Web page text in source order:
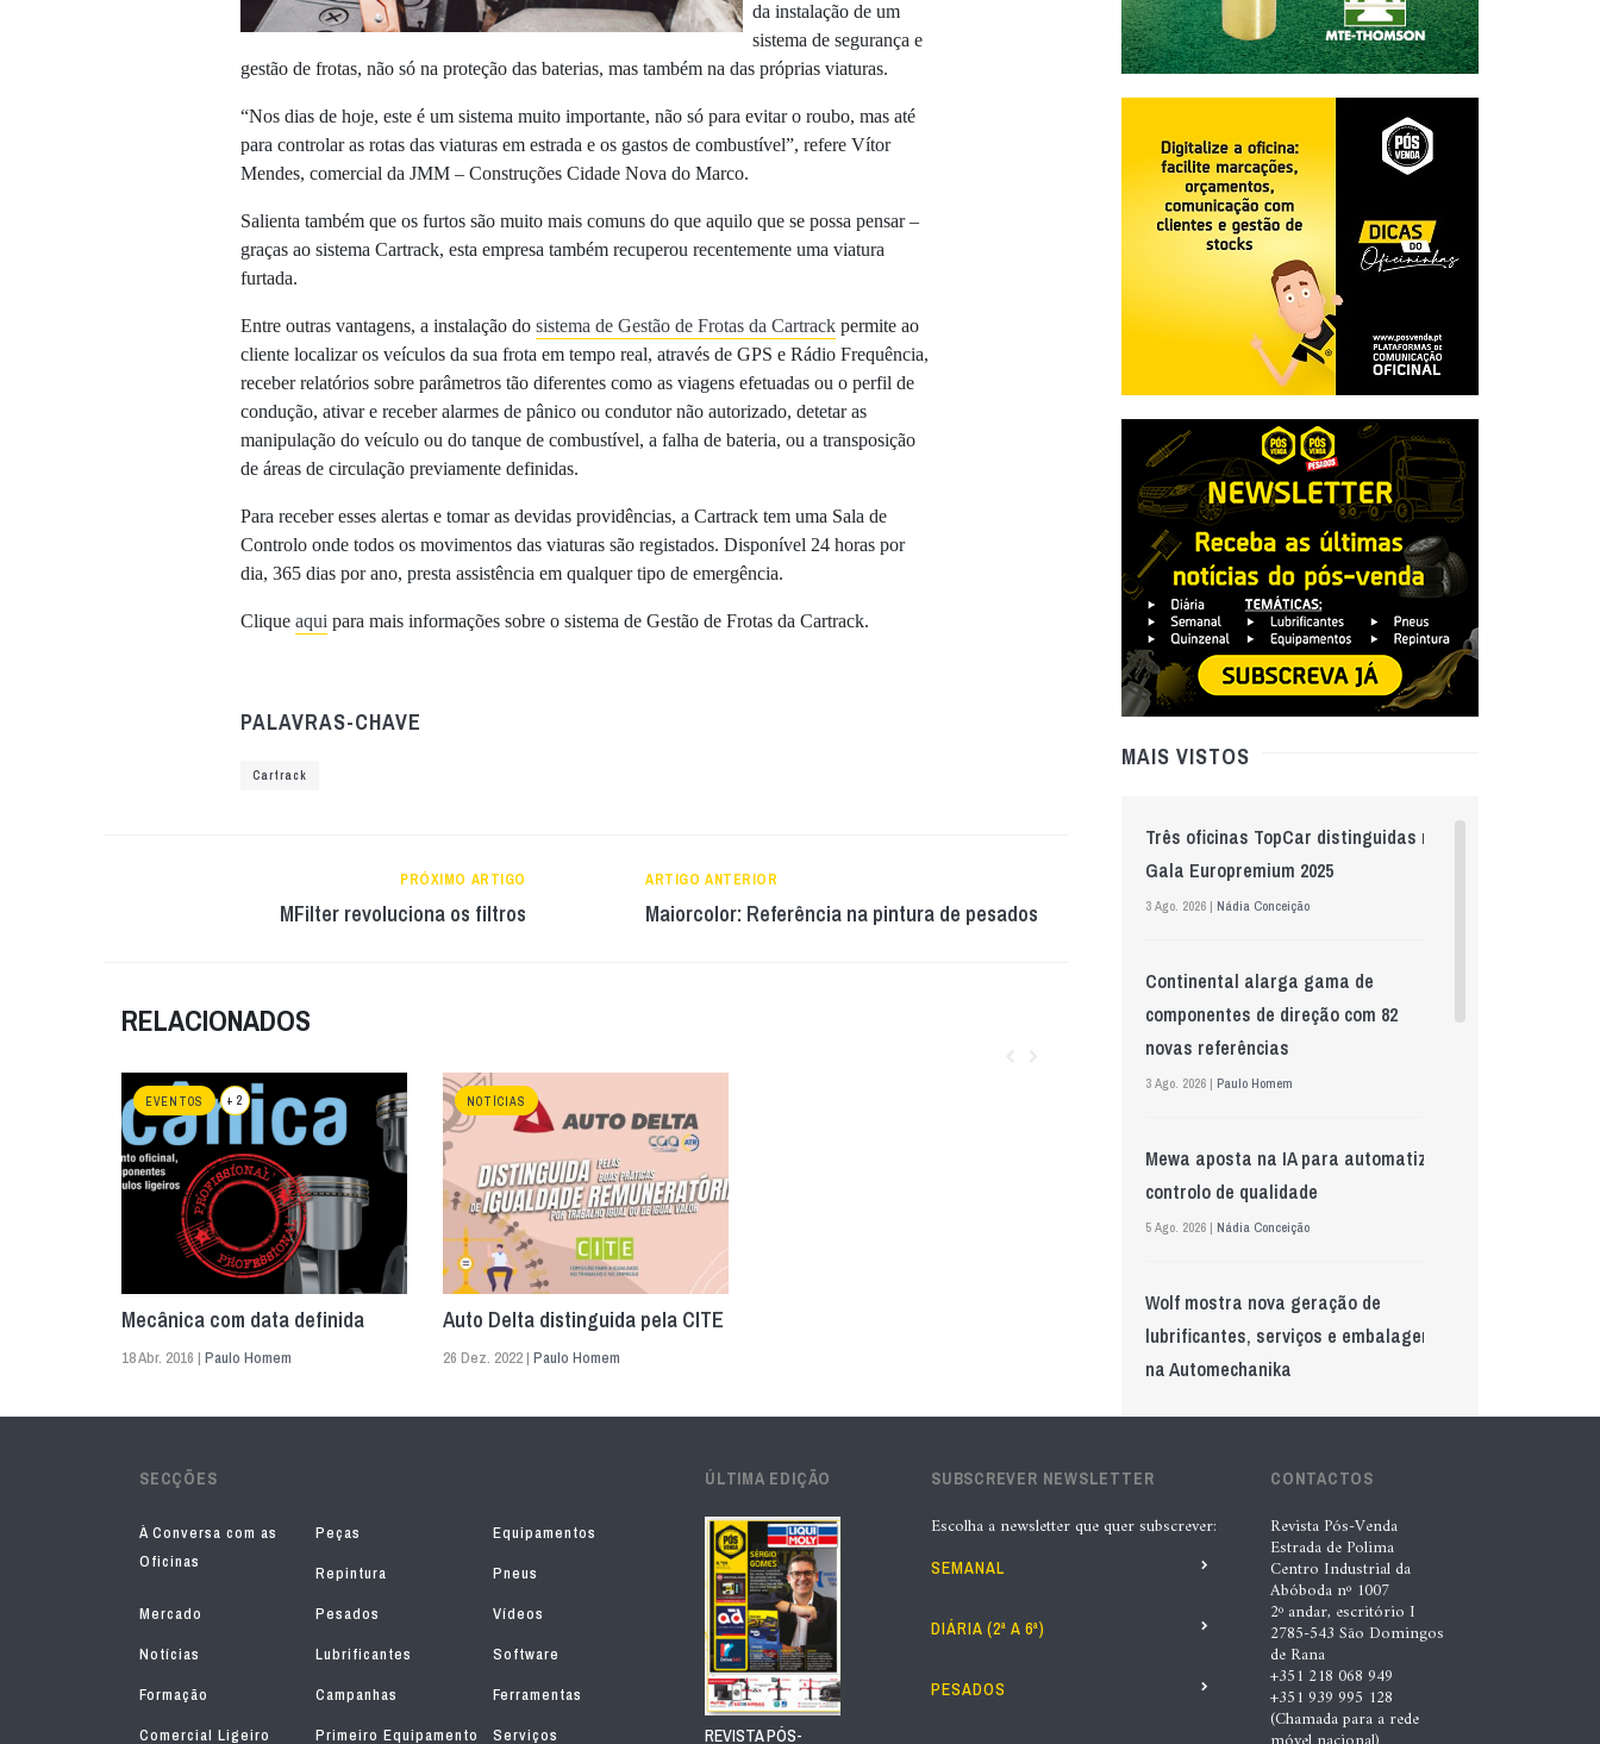
da instalação de um
sistema de segurança e
gestão de frotas, não só na proteção das baterias, mas também na das próprias viaturas.
“Nos dias de hoje, este é um sistema muito importante, não só para evitar o roubo, mas até
para controlar as rotas das viaturas em estrada e os gastos de combustível”, refere Vítor
Mendes, comercial da JMM – Construções Cidade Nova do Marco.
Salienta também que os furtos são muito mais comuns do que aquilo que se possa pensar –
graças ao sistema Cartrack, esta empresa também recuperou recentemente uma viatura
furtada.
Entre outras vantagens, a instalação do sistema de Gestão de Frotas da Cartrack permite ao
cliente localizar os veículos da sua frota em tempo real, através de GPS e Rádio Frequência,
receber relatórios sobre parâmetros tão diferentes como as viagens efetuadas ou o perfil de
condução, ativar e receber alarmes de pânico ou condutor não autorizado, detetar as
manipulação do veículo ou do tanque de combustível, a falha de bateria, ou a transposição
de áreas de circulação previamente definidas.
Para receber esses alertas e tomar as devidas providências, a Cartrack tem uma Sala de
Controlo onde todos os movimentos das viaturas são registados. Disponível 24 horas por
dia, 365 dias por ano, presta assistência em qualquer tipo de emergência.
Clique aqui para mais informações sobre o sistema de Gestão de Frotas da Cartrack.
PALAVRAS-CHAVE
Cartrack
PRÓXIMO ARTIGO
MFilter revoluciona os filtros
ARTIGO ANTERIOR
Maiorcolor: Referência na pintura de pesados
RELACIONADOS
EVENTOS + 2
Mecânica com data definida
18 Abr. 2016 | Paulo Homem
NOTÍCIAS
Auto Delta distinguida pela CITE
26 Dez. 2022 | Paulo Homem
MAIS VISTOS
Três oficinas TopCar distinguidas na
Gala Europremium 2025
3 Ago. 2026 | Nádia Conceição
Continental alarga gama de
componentes de direção com 82
novas referências
3 Ago. 2026 | Paulo Homem
Mewa aposta na IA para automatizar
controlo de qualidade
5 Ago. 2026 | Nádia Conceição
Wolf mostra nova geração de
lubrificantes, serviços e embalagens
na Automechanika
GS Pro Tyres assume representação
exclusiva da Laufenn em Portugal
Paulo Homem
Acionistas da AkzoNobel e da Axalta
6 Ago. 2026 | Paulo Homem
SECÇÕES
À Conversa com as
Oficinas
Peças
Equipamentos
Repintura
Pneus
Mercado
Pesados
Vídeos
Notícias
Lubrificantes
Software
Formação
Campanhas
Ferramentas
Comercial Ligeiro
Primeiro Equipamento Serviços
ÚLTIMA EDIÇÃO
REVISTA PÓS-
SUBSCREVER NEWSLETTER
Escolha a newsletter que quer subscrever:
SEMANAL
DIÁRIA (2ª A 6ª)
PESADOS
CONTACTOS
Revista Pós-Venda
Estrada de Polima
Centro Industrial da
Abóboda nº 1007
2º andar, escritório I
2785-543 São Domingos
de Rana
+351 218 068 949
+351 939 995 128
(Chamada para a rede